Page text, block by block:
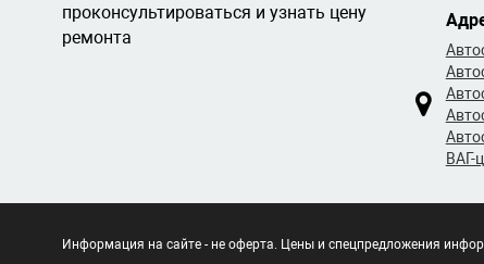
проконсультироваться и узнать цену
ремонта
ВАГ-
Информация на сайте - не оферта. Цены и спецпредложения